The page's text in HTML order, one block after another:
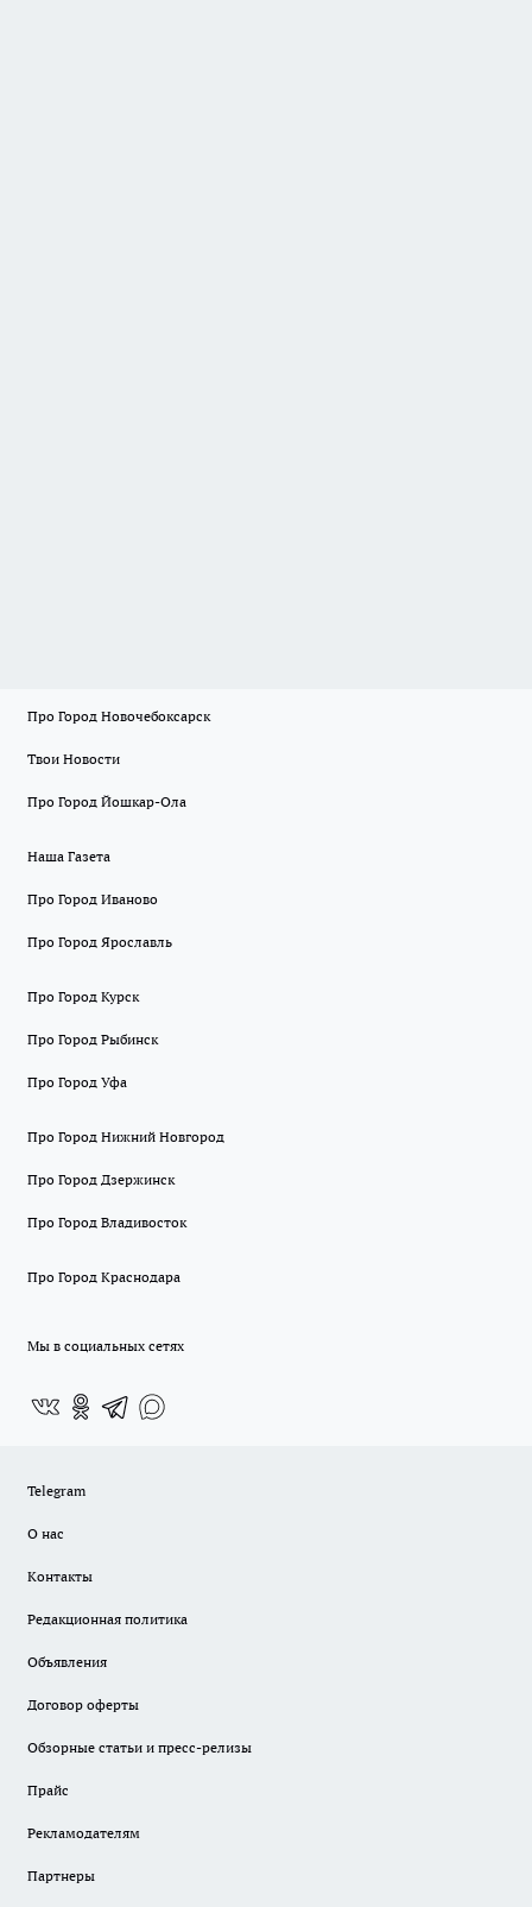
Про Город Новочебоксарск
Твои Новости
Про Город Йошкар-Ола
Наша Газета
Про Город Иваново
Про Город Ярославль
Про Город Курск
Про Город Рыбинск
Про Город Уфа
Про Город Нижний Новгород
Про Город Дзержинск
Про Город Владивосток
Про Город Краснодара
Мы в социальных сетях
Telegram
О нас
Контакты
Редакционная политика
Объявления
Договор оферты
Обзорные статьи и пресс-релизы
Прайс
Рекламодателям
Партнеры